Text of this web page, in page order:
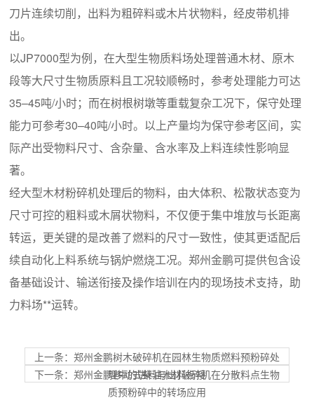
刀片连续切削，出料为粗碎料或木片状物料，经皮带机排
出。
以JP7000型为例，在大型生物质料场处理普通木材、原木
段等大尺寸生物质原料且工况较顺畅时，参考处理能力可达
35–45吨/小时；而在树根树墩等重载复杂工况下，保守处理
能力可参考30–40吨/小时。以上产量均为保守参考区间，实
际产出受物料尺寸、含杂量、含水率及上料连续性影响显
著。
经大型木材粉碎机处理后的物料，由大体积、松散状态变为
尺寸可控的粗料或木屑状物料，不仅便于集中堆放与长距离
转运，更关键的是改善了燃料的尺寸一致性，使其更适配后
续自动化上料系统与锅炉燃烧工况。郑州金鹏可提供包含设
备基础设计、输送衔接及操作培训在内的现场技术支持，助
力料场**运转。
上一条：郑州金鹏树木破碎机在园林生物质燃料预粉碎处
理中的进料与出料衔接
下一条：郑州金鹏移动式柴油木材破碎机在分散料点生物
质预粉碎中的转场应用